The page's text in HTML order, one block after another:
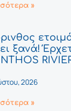
»
ξανά!
2026
»